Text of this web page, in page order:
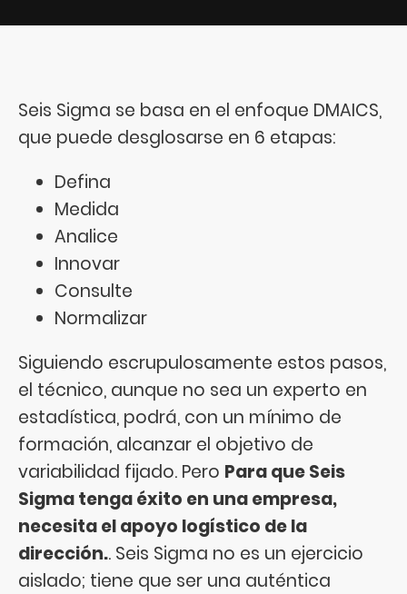
Seis Sigma se basa en el enfoque DMAICS,
que puede desglosarse en 6 etapas:
Defina
Medida
Analice
Innovar
Consulte
Normalizar
Siguiendo escrupulosamente estos pasos,
el técnico, aunque no sea un experto en
estadística, podrá, con un mínimo de
formación, alcanzar el objetivo de
variabilidad fijado. Pero Para que Seis
Sigma tenga éxito en una empresa,
necesita el apoyo logístico de la
dirección.. Seis Sigma no es un ejercicio
aislado; tiene que ser una auténtica